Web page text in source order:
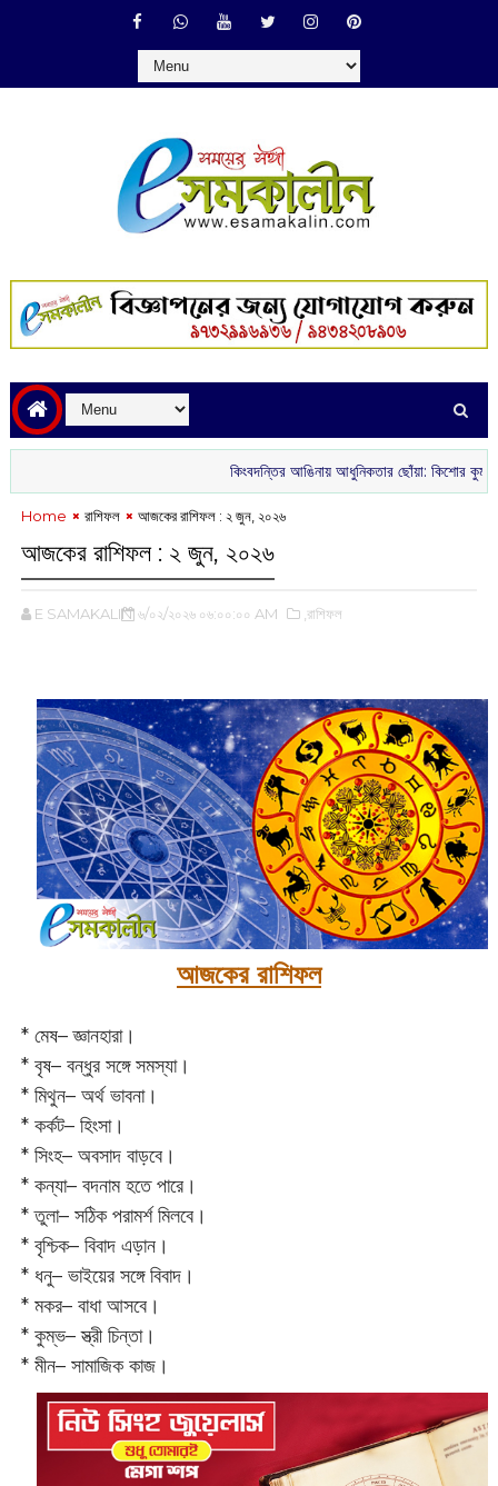
কিংবদন্তির আঙিনায় আধুনিকতার ছোঁয়া: কিশোর কুমারের
Home রাশিফল আজকের রাশিফল :‌ ‌২ জুন, ২০২৬
আজকের রাশিফল :‌ ‌২ জুন, ২০২৬
E SAMAKALIN ৬/০২/২০২৬ ০৬:০০:০০ AM ,রাশিফল
আজকের রাশিফল
* মেষ– জ্ঞানহারা।
* বৃষ– বন্ধুর সঙ্গে সমস্যা।
* মিথুন– অর্থ ভাবনা।
* কর্কট– হিংসা।
* সিংহ– অবসাদ বাড়বে।
* কন্যা– বদনাম হতে পারে।
* তুলা– সঠিক পরামর্শ মিলবে।
* বৃশ্চিক– বিবাদ এড়ান।
* ধনু– ভাইয়ের সঙ্গে বিবাদ।
* মকর– বাধা আসবে।‌
* কুম্ভ– স্ত্রী চিন্তা।
* মীন– সামাজিক কাজ।‌‌‌‌‌‌‌‌‌‌‌‌‌‌‌‌‌‌‌‌‌‌‌‌‌‌‌‌‌‌‌‌‌‌‌‌‌‌‌‌‌‌‌‌‌‌‌‌